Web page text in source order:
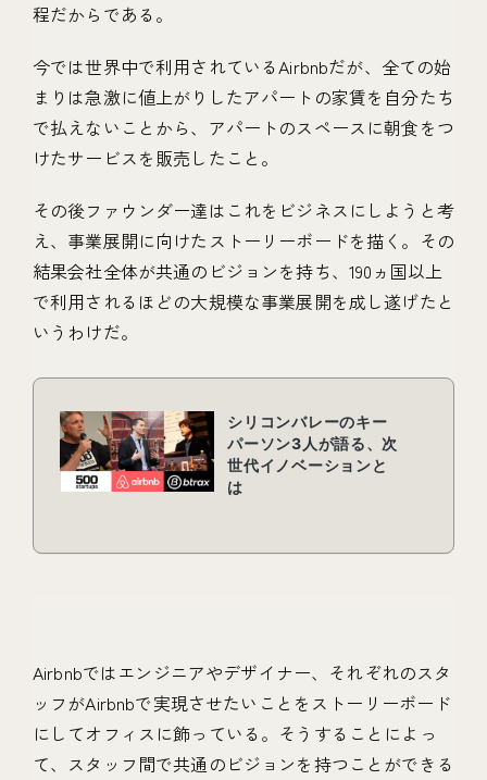
程だからである。
今では世界中で利用されているAirbnbだが、全ての始
まりは急激に値上がりしたアパートの家賃を自分たち
で払えないことから、アパートのスペースに朝食をつ
けたサービスを販売したこと。
その後ファウンダー達はこれをビジネスにしようと考
え、事業展開に向けたストーリーボードを描く。その
結果会社全体が共通のビジョンを持ち、190ヵ国以上
で利用されるほどの大規模な事業展開を成し遂げたと
いうわけだ。
Airbnbではエンジニアやデザイナー、それぞれのスタ
ッフがAirbnbで実現させたいことをストーリーボード
にしてオフィスに飾っている。そうすることによっ
て、スタッフ間で共通のビジョンを持つことができる